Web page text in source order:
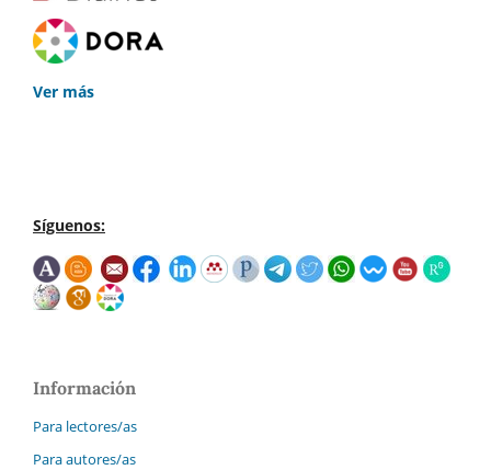
Ver más
Síguenos:
Información
Para lectores/as
Para autores/as